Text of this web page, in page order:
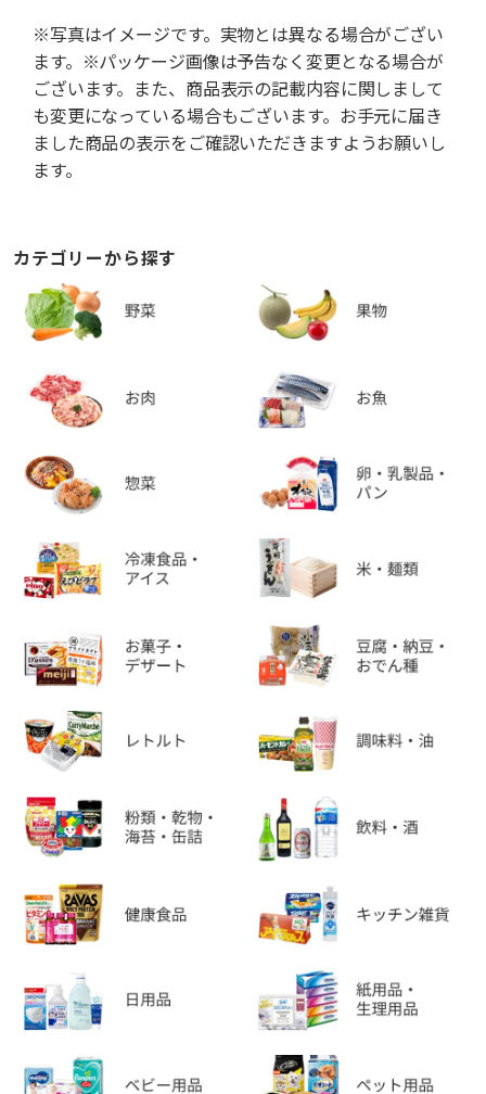
※写真はイメージです。実物とは異なる場合がござい
ます。※パッケージ画像は予告なく変更となる場合が
ございます。また、商品表示の記載内容に関しまして
も変更になっている場合もございます。お手元に届き
ました商品の表示をご確認いただきますようお願いし
ます。
カテゴリーから探す